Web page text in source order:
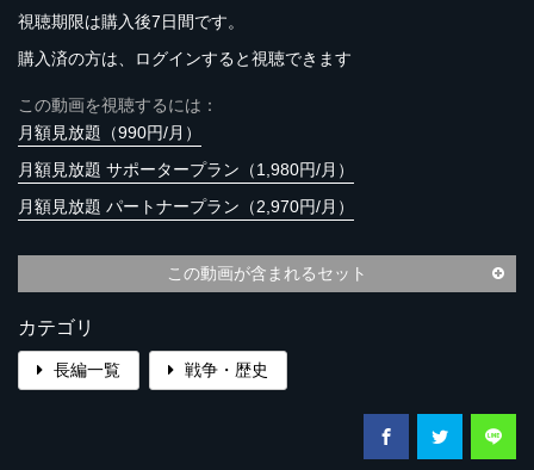
視聴期限は購入後7日間です。
購入済の方は、ログインすると視聴できます
この動画を視聴するには：
月額見放題（990円/月）
月額見放題 サポータープラン（1,980円/月）
月額見放題 パートナープラン（2,970円/月）
この動画が含まれるセット
カテゴリ
長編一覧 戦争・歴史